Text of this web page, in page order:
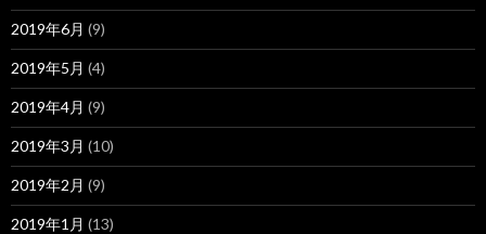
2019年6月 (9)
2019年5月 (4)
2019年4月 (9)
2019年3月 (10)
2019年2月 (9)
2019年1月 (13)